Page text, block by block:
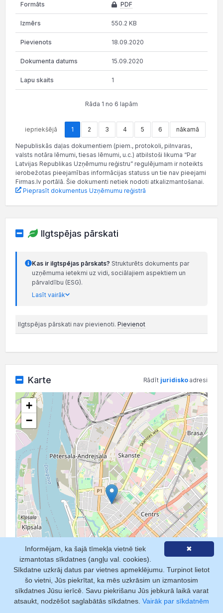
PDF
550.2 KB
18.09.2020
15.09.2020
1
Rāda 1 no 6 lapām
iepriekšējā 1 2 3 4 5 6 nākamā
Nepubliskās daļas dokumentiem (piem., protokoli, pilnvaras,
valsts notāra lēmumi, tiesas lēmumi, u.c.) atbilstoši likuma “Par
Latvijas Republikas Uzņēmumu reģistru” regulējumam ir noteikts
ierobežotas pieejamības informācijas statuss un tie nav pieejami
Firmas.lv portālā. Šie dokumenti netiek nodoti atkalizmantošanai.
Pieprasīt dokumentus Uzņēmumu reģistrā
Ilgtspējas pārskati
Kas ir ilgtspējas pārskats? Strukturēts dokuments par
uzņēmuma ietekmi uz vidi, sociālajiem aspektiem un
pārvaldību (ESG).
Lasīt vairāk
Ilgtspējas pārskati nav pievienoti. Pievienot
Karte Rādīt juridisko adresi
+
−
✖
Informējam, ka šajā tīmekļa vietnē tiek
izmantotas sīkdatnes (angļu val. cookies).
Sīkdatne uzkrāj datus par vietnes apmeklējumu. Turpinot lietot
šo vietni, Jūs piekrītat, ka mēs uzkrāsim un izmantosim
sīkdatnes Jūsu ierīcē. Savu piekrišanu Jūs jebkurā laikā varat
atsaukt, nodzēšot saglabātās sīkdatnes. Vairāk par sīkdatnēm